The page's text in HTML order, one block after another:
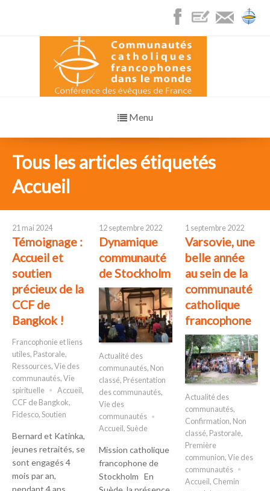
Menu
Tous les articles étiquetés
Accueil
21 mai 2024
Témoignage :
Accueil et
soutien
précieux de la
CCF de
Bangkok !
Francophonie et liens
utiles, Pastorale,
Ressources, Vie des
communautés, Vie
spirituelle
Accueil,
CCF de Bangkok,
Fidesco, Soutien
Bernard et Katinka,
jeunes retraités, se
sont engagés 4
mois par an,
pendant 4 ans,
12 septembre 2022
Dynamique
communauté
de Stockholm
Actualité des
communautés, Non
classé, Présentation
des communautés,
Vie des
communautés
Accueil, Suède
Mission catholique
francophone de
Stockholm En
1 septembre 2022
Varsovie, une
belle année
au sein de la
communauté
catholique
francophone
Actualité des
communautés,
Confirmation, Non
classé, Pastorale,
Première
communion, Vie des
communautés
Accueil, Chemin